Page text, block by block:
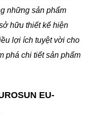
những sản phẩm
hữu thiết kế hiện
lợi ích tuyệt vời cho
phá chi tiết sản phẩm
EU-